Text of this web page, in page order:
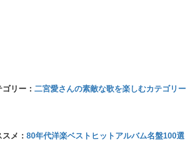
ゴリー： 二宮愛さんの素敵な歌を楽しむカテゴリー
スメ： 80年代洋楽ベストヒットアルバム名盤100選